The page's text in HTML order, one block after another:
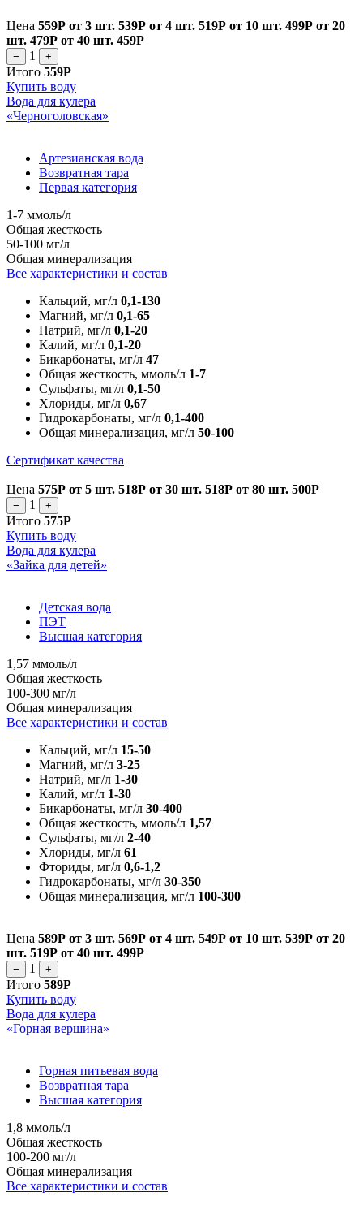
Цена 559Р от 3 шт. 539Р от 4 шт. 519Р от 10 шт. 499Р от 20
шт. 479Р от 40 шт. 459Р
− 1 +
Итого 559Р
Купить воду
Вода для кулера
«Черноголовская»
Артезианская вода
Возвратная тара
Первая категория
1-7 ммоль/л
Общая жесткость
50-100 мг/л
Общая минерализация
Все характеристики и состав
Кальций, мг/л 0,1-130
Магний, мг/л 0,1-65
Натрий, мг/л 0,1-20
Калий, мг/л 0,1-20
Бикарбонаты, мг/л 47
Общая жесткость, ммоль/л 1-7
Сульфаты, мг/л 0,1-50
Хлориды, мг/л 0,67
Гидрокарбонаты, мг/л 0,1-400
Общая минерализация, мг/л 50-100
Сертификат качества
Цена 575Р от 5 шт. 518Р от 30 шт. 518Р от 80 шт. 500Р
− 1 +
Итого 575Р
Купить воду
Вода для кулера
«Зайка для детей»
Детская вода
ПЭТ
Высшая категория
1,57 ммоль/л
Общая жесткость
100-300 мг/л
Общая минерализация
Все характеристики и состав
Кальций, мг/л 15-50
Магний, мг/л 3-25
Натрий, мг/л 1-30
Калий, мг/л 1-30
Бикарбонаты, мг/л 30-400
Общая жесткость, ммоль/л 1,57
Сульфаты, мг/л 2-40
Хлориды, мг/л 61
Фториды, мг/л 0,6-1,2
Гидрокарбонаты, мг/л 30-350
Общая минерализация, мг/л 100-300
Цена 589Р от 3 шт. 569Р от 4 шт. 549Р от 10 шт. 539Р от 20
шт. 519Р от 40 шт. 499Р
− 1 +
Итого 589Р
Купить воду
Вода для кулера
«Горная вершина»
Горная питьевая вода
Возвратная тара
Высшая категория
1,8 ммоль/л
Общая жесткость
100-200 мг/л
Общая минерализация
Все характеристики и состав